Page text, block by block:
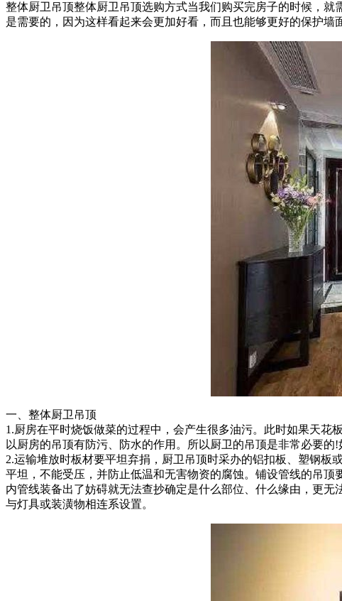
整体厨卫吊顶整体厨卫吊顶选购方式当我们购买完房子的时候，
是需要的，因为这样看起来会更加好看，而且也能够更好的保护
一、整体厨卫吊顶
1.厨房在平时烧饭做菜的过程中，会产生很多油污。此时如果天
以厨房的吊顶有防污、防水的作用。所以厨卫的吊顶是非常必要
2.运输堆放时板材要平坦弃捐，厨卫吊顶时采办的铝扣板、塑钢
平坦，不能受压，并防止低温和无害物资的腐蚀。铺设管线的吊
内管线装备出了妨碍就无法查抄确定是什么部位、什么缘由，更
与灯具或装潢物相连系设置。